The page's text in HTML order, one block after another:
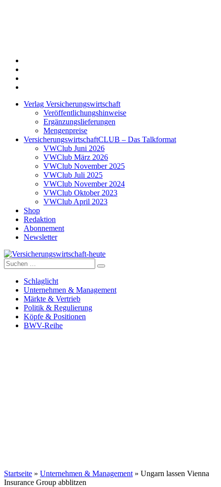
Verlag Versicherungswirtschaft
Veröffentlichungshinweise
Ergänzungslieferungen
Mengenpreise
VersicherungswirtschaftCLUB – Das Talkformat
VWClub Juni 2026
VWClub März 2026
VWClub November 2025
VWClub Juli 2025
VWClub November 2024
VWClub Oktober 2023
VWClub April 2023
Shop
Redaktion
Abonnement
Newsletter
Versicherungswirtschaft-heute
Suche
nach:
Schlaglicht
Unternehmen & Management
Märkte & Vertrieb
Politik & Regulierung
Köpfe & Positionen
BWV-Reihe
Startseite » Unternehmen & Management » Ungarn lassen Vienna
Insurance Group abblitzen